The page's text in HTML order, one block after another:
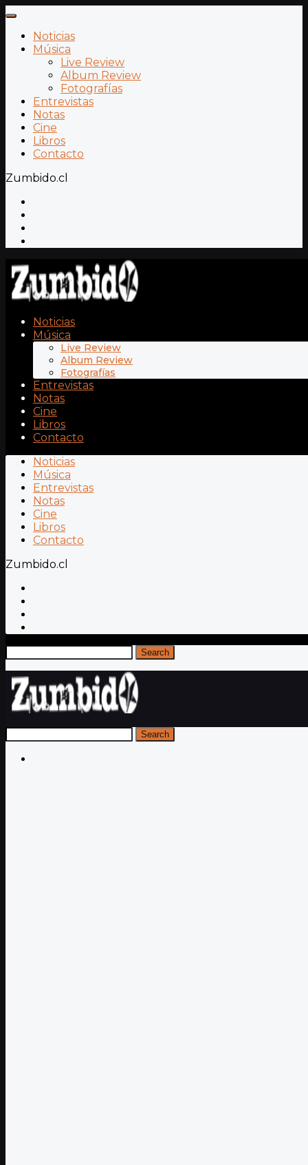
Noticias
Música
Live Review
Album Review
Fotografías
Entrevistas
Notas
Cine
Libros
Contacto
Zumbido.cl
Noticias
Música
Live Review
Album Review
Fotografías
Entrevistas
Notas
Cine
Libros
Contacto
Noticias
Música
Entrevistas
Notas
Cine
Libros
Contacto
Zumbido.cl
Search
Search